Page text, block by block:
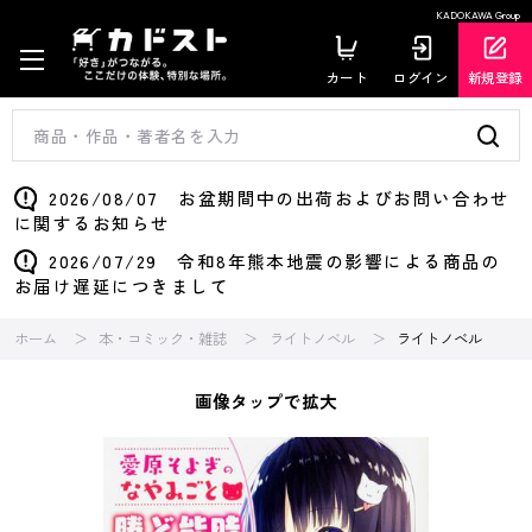
KADOKAWA Group
カート ログイン 新規登録
2026/08/07 お盆期間中の出荷およびお問い合わせ
に関するお知らせ
2026/07/29 令和8年熊本地震の影響による商品の
お届け遅延につきまして
ホーム 本・コミック・雑誌 ライトノベル ライトノベル
画像タップで拡大